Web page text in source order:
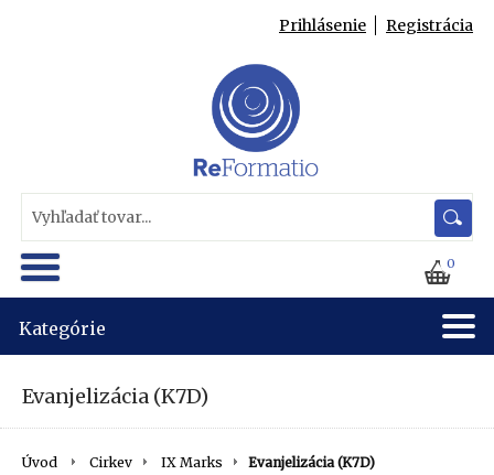
Prihlásenie Registrácia
0
Kategórie
Evanjelizácia (K7D)
Úvod Cirkev IX Marks Evanjelizácia (K7D)